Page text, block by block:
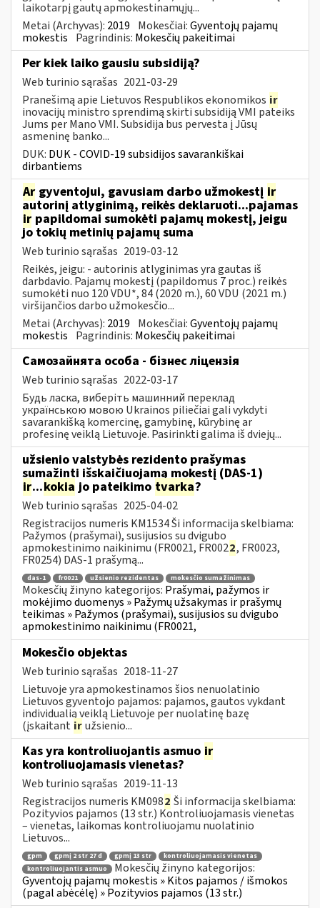
laikotarpį gautų apmokestinamųjų...
Metai (Archyvas): 2019 Mokesčiai:Gyventojų pajamų
mokestis Pagrindinis: Mokesčių pakeitimai
Per kiek laiko gausiu subsidiją?
Web turinio sąrašas 2021-03-29
Pranešimą apie Lietuvos Respublikos ekonomikos ir
inovacijų ministro sprendimą skirti subsidiją VMI pateiks
Jums per Mano VMI. Subsidija bus pervesta į Jūsų
asmeninę banko...
DUK: DUK - COVID-19 subsidijos savarankiškai
dirbantiems
Ar gyventojui, gavusiam darbo užmokestį ir
autorinį atlyginimą, reikės deklaruoti...pajamas
ir papildomai sumokėti pajamų mokestį, jeigu
jo tokių metinių pajamų suma
Web turinio sąrašas 2019-03-12
Reikės, jeigu: - autorinis atlyginimas yra gautas iš
darbdavio. Pajamų mokestį (papildomus 7 proc.) reikės
sumokėti nuo 120 VDU*, 84 (2020 m.), 60 VDU (2021 m.)
viršijančios darbo užmokesčio...
Metai (Archyvas): 2019 Mokesčiai:Gyventojų pajamų
mokestis Pagrindinis: Mokesčių pakeitimai
Самозайнята особа - бізнес ліцензія
Web turinio sąrašas 2022-03-17
Будь ласка, виберіть машинний переклад
українською мовою Ukrainos piliečiai gali vykdyti
savarankišką komercinę, gamybinę, kūrybinę ar
profesinę veiklą Lietuvoje. Pasirinkti galima iš dviejų...
užsienio valstybės rezidento prašymas
sumažinti išskaičiuojamą mokestį (DAS-1)
ir...kokia jo pateikimo tvarka?
Web turinio sąrašas 2025-04-02
Registracijos numeris KM1534 Ši informacija skelbiama:
Pažymos (prašymai), susijusios su dvigubo
apmokestinimo naikinimu (FR0021, FR0022, FR0023,
FR0254) DAS-1 prašymą...
das-1 fr0021 užsienio rezidentas mokesčio sumažinimas
Mokesčių žinyno kategorijos: Prašymai, pažymos ir
mokėjimo duomenys » Pažymų užsakymas ir prašymų
teikimas » Pažymos (prašymai), susijusios su dvigubo
apmokestinimo naikinimu (FR0021,
Mokesčio objektas
Web turinio sąrašas 2018-11-27
Lietuvoje yra apmokestinamos šios nenuolatinio
Lietuvos gyventojo pajamos: pajamos, gautos vykdant
individualią veiklą Lietuvoje per nuolatinę bazę
(įskaitant iružsienio...
Kas yra kontroliuojantis asmuo ir
kontroliuojamasis vienetas?
Web turinio sąrašas 2019-11-13
Registracijos numeris KM0982 Ši informacija skelbiama:
Pozityvios pajamos (13 str.) Kontroliuojamasis vienetas
– vienetas, laikomas kontroliuojamu nuolatinio
Lietuvos...
gpm gpmį 2 str 27 d gpmį 13 str
kontroliuojamasis vienetas
kontroliuojantis asmuo
Mokesčių žinyno kategorijos:
Gyventojų pajamų mokestis » Kitos pajamos / išmokos
(pagal abėcėlę) » Pozityvios pajamos (13 str.)